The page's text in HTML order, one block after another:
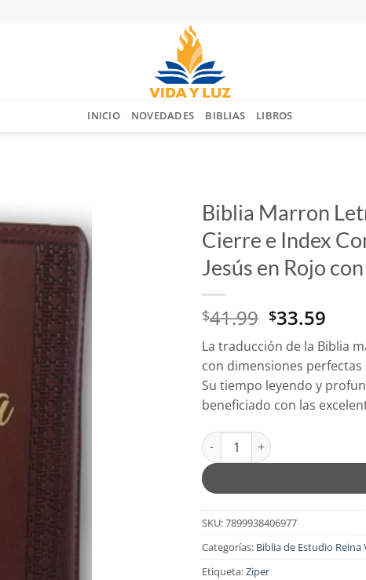
INICIO NOVEDADES BIBLIAS LIBROS
Añadir
a la
lista
de
deseos
Biblia Marron
Cierre e Index
Jesús en Rojo
$41.99 El
precio
original
era:
$41.99.
$33.59
es:
La traducción de la Biblia
con dimensiones
Su tiempo leyendo y
beneficiado con las
Biblia Marron Letra Grande
SKU:7899938406977
Categorías: Biblia de Estudio Reina
Etiqueta:Ziper